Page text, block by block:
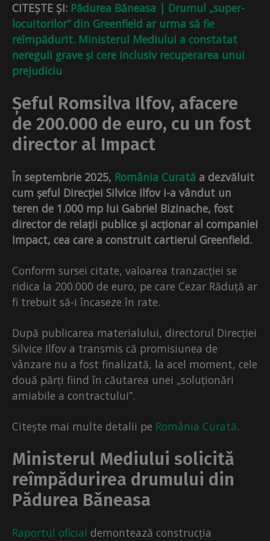
CITEȘTE ȘI: Pădurea Băneasa | Drumul „super-
locuitorilor“ din Greenfield ar urma să fie
reîmpădurit. Ministerul Mediului a constatat
nereguli grave și cere inclusiv recuperarea unui
prejudiciu
Șeful Romsilva Ilfov, afacere
de 200.000 de euro, cu un fost
director al Impact
În septembrie 2025, România Curată a dezvăluit
cum șeful Direcției Silvice Ilfov i-a vândut un
teren de 1.000 mp lui Gabriel Bizinache, fost
director de relații publice și acționar al companiei
Impact, cea care a construit cartierul Greenfield.
Conform sursei citate, valoarea tranzacției se
ridica la 200.000 de euro, pe care Cezar Răduță ar
fi trebuit să-i încaseze în rate.
După publicarea materialului, directorul Direcției
Silvice Ilfov a transmis că promisiunea de
vânzare nu a fost finalizată, la acel moment, cele
două părți fiind în căutarea unei „soluționări
amiabile a contractului”.
Citește mai multe detalii pe România Curată.
Ministerul Mediului solicită
reîmpădurirea drumului din
Pădurea Băneasa
Raportul oficial demontează construcția